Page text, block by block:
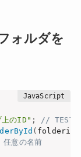
ォルダを
上のID" ;
// TESTな
( folderid
意の名前